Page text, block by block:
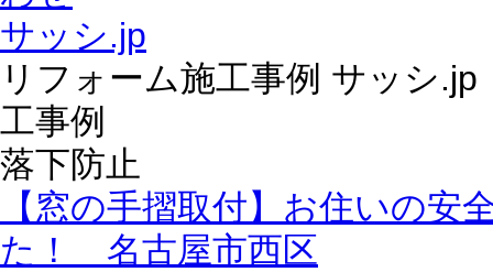
サッシ.jp
リフォーム施工事例 サッシ
工事例
落下防止
【窓の手摺取付】お住いの安
た！ 名古屋市西区